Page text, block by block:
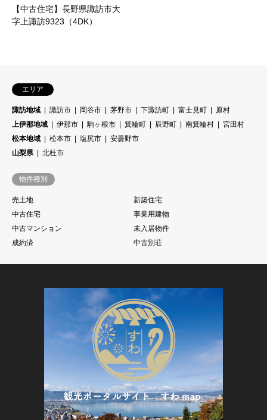
【中古住宅】長野県諏訪市大
字上諏訪9323（4DK）
エリア
諏訪地域 諏訪市 岡谷市 茅野市 下諏訪町 富士見町
原村
上伊那地域
伊那市 駒ヶ根市 箕輪町 辰野町 南箕輪村
宮田村
松本地域
松本市 塩尻市
安曇野市
山梨県
北杜市
物件種別
売土地
新築住宅
中古住宅
事業用建物
中古マンション
未入居物件
成約済
中古別荘